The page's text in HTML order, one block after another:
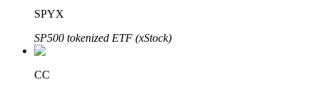
Parceiros Bitrue
SPYX
SP500 tokenized ETF (xStock)
CC